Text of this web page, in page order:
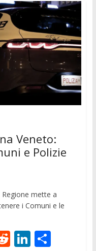
Veneto:
e Polizie
mette a
i Comuni e le
R Li C